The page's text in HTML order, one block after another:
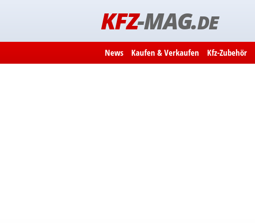
KFZ-MAG.DE
News Kaufen & Verkaufen Kfz-Zubehör